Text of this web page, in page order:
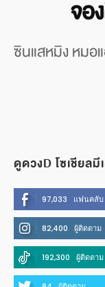
จอ
ซินแสหมิง หมอ
ดูดวงD โซเชียลมี
97,033 แฟนคลับ
82,400 ผู้ติดตาม
192,300 ผู้ติดตาม